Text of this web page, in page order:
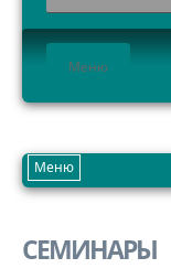
Меню
НАУКА
Меню
СЕМИНАРЫ